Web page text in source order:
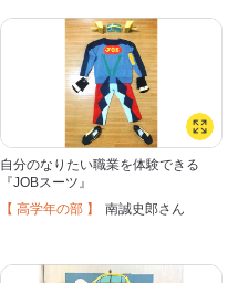
自分のなりたい職業を体験できる
『JOBスーツ』
【 高学年の部 】 南誠史郎さん